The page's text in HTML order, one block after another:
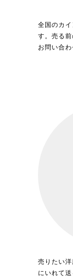
全国のカ
す。売る
お問い合わ
売りたい
にいれて